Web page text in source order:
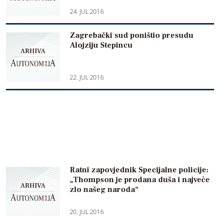
24. JUL 2016
Zagrebački sud poništio presudu
Alojziju Stepincu
22. JUL 2016
Ratni zapovjednik Specijalne policije:
„Thompson je prodana duša i najveće
zlo našeg naroda“
20. JUL 2016